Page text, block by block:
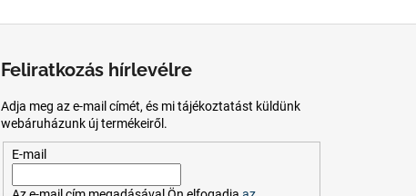
Feliratkozás hírlevélre
Adja meg az e-mail címét, és mi tájékoztatást küldünk
webáruházunk új termékeiről.
E-mail